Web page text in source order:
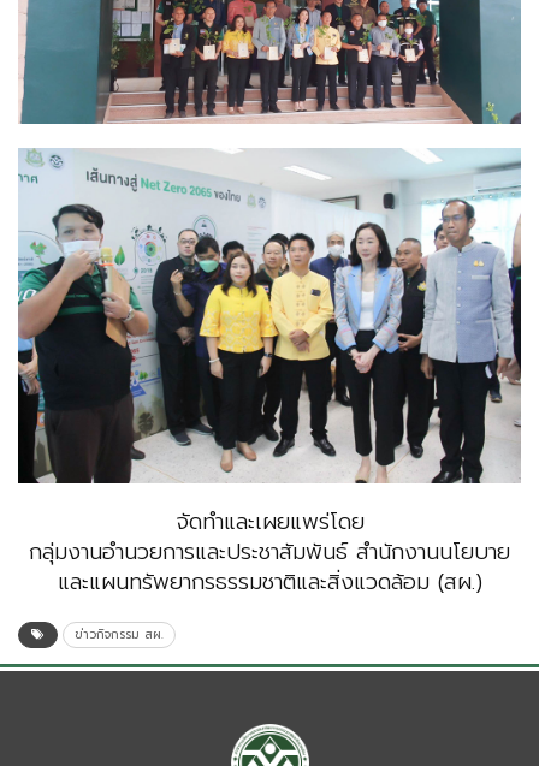
จัดทำและเผยแพร่โดย
กลุ่มงานอำนวยการและประชาสัมพันธ์ สำนักงานนโยบาย
และแผนทรัพยากรธรรมชาติและสิ่งแวดล้อม (สผ.)
ข่าวกิจกรรม สผ.